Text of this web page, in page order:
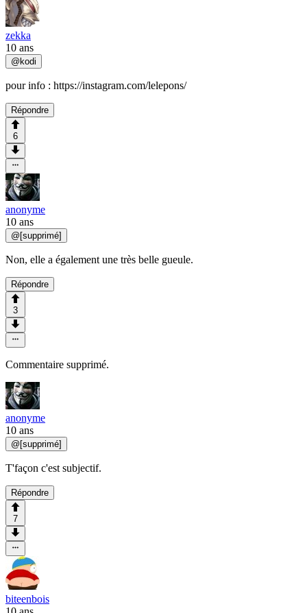
zekka
10 ans
@ kodi
pour info : https://instagram.com/lelepons/
Répondre
6
anonyme
10 ans
@ [supprimé]
Non, elle a également une très belle gueule.
Répondre
3
Commentaire supprimé.
anonyme
10 ans
@ [supprimé]
T'façon c'est subjectif.
Répondre
7
biteenbois